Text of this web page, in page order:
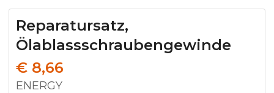
Reparatursatz,
Ölablassschraubengewinde
€ 8,66
ENERGY